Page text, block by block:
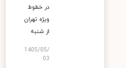
در خطوط
ویژه تهران
از شنبه
1405/05/
03